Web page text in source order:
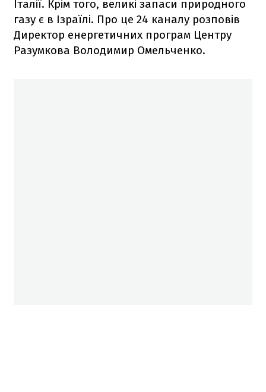
Італії. Крім того, великі запаси природного
газу є в Ізраїлі. Про це 24 каналу розповів
Директор енергетичних програм Центру
Разумкова Володимир Омельченко.